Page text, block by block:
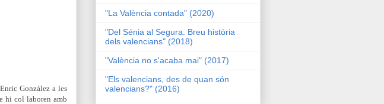
González a les
hi col·laboren amb
"La València contada" (2020)
"Del Sénia al Segura. Breu història
dels valencians" (2018)
"València no s'acaba mai" (2017)
"Els valencians, des de quan són
valencians?" (2016)